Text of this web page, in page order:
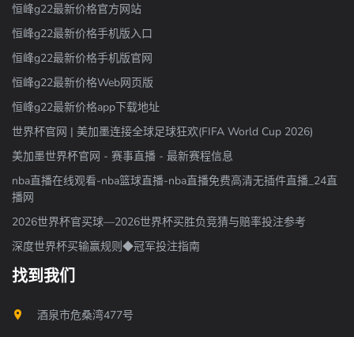
恒峰g22最新价格官方网站
恒峰g22最新价格手机版入口
恒峰g22最新价格手机版官网
恒峰g22最新价格Web网页版
恒峰g22最新价格app下载地址
世界杯官网 | 美加墨连接全球足球狂欢(FIFA World Cup 2026)
美加墨世界杯官网 - 赛事直播 - 最新赛程信息
nba直播在线观看-nba篮球直播-nba直播免费高清无插件直播_24直
播网
2026世界杯官买球—2026世界杯买胜负竞猜与赔率投注参考
深度世界杯买输赢规则◆冠军投注指南
找到我们
酒泉市危桑湾477号